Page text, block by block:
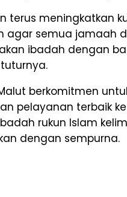
terus meningkatkan
agar semua jamaah
ibadah dengan
berkomitmen
pelayanan terbaik
rukun Islam
dengan sempurna.